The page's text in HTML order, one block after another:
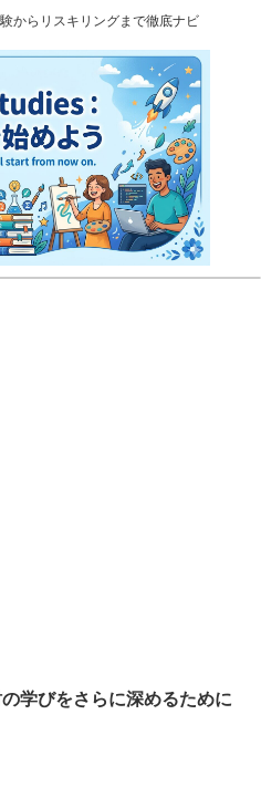
からリスキリングまで徹底ナビ
学びをさらに深めるために